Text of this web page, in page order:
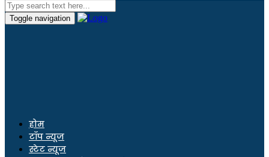
Toggle navigation
होम
टॉप न्यूज
स्टेट न्यूज